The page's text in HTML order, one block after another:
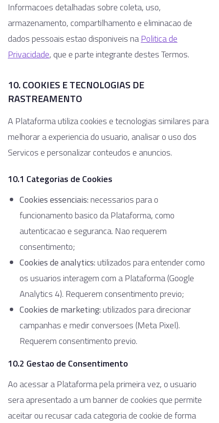
Informacoes detalhadas sobre coleta, uso,
armazenamento, compartilhamento e eliminacao de
dados pessoais estao disponiveis naPolitica de
Privacidade, que e parte integrante destes Termos.
10. COOKIES E TECNOLOGIAS DE
RASTREAMENTO
A Plataforma utiliza cookies e tecnologias similares para
melhorar a experiencia do usuario, analisar o uso dos
Servicos e personalizar conteudos e anuncios.
10.1 Categorias de Cookies
Cookies essenciais:necessarios para o
funcionamento basico da Plataforma, como
autenticacao e seguranca. Nao requerem
consentimento;
Cookies de analytics:utilizados para entender como
os usuarios interagem com a Plataforma (Google
Analytics 4). Requerem consentimento previo;
Cookies de marketing:utilizados para direcionar
campanhas e medir conversoes (Meta Pixel).
Requerem consentimento previo.
10.2 Gestao de Consentimento
Ao acessar a Plataforma pela primeira vez, o usuario
sera apresentado a um banner de cookies que permite
aceitar ou recusar cada categoria de cookie de forma